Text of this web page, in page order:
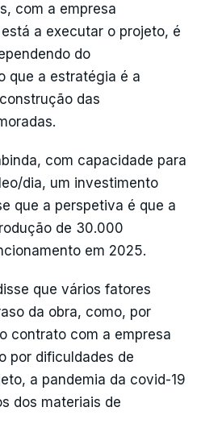
com a empresa
a executar o projeto, é
do
que a estratégia é a
das
com capacidade para
dia, um investimento
que a perspetiva é que a
de 30.000
em 2025.
que vários fatores
da obra, como, por
contrato com a empresa
por dificuldades de
a pandemia da covid-19
dos materiais de